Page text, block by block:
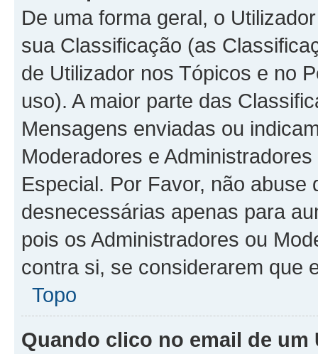
De uma forma geral, o
sua Classificação (as
de Utilizador nos Tópicos e no
uso). A maior parte das
Mensagens enviadas ou
Moderadores e
Especial. Por Favor, não
desnecessárias apenas para
pois os Administradores ou
contra si, se considerarem que
Topo
Quando clico no email de